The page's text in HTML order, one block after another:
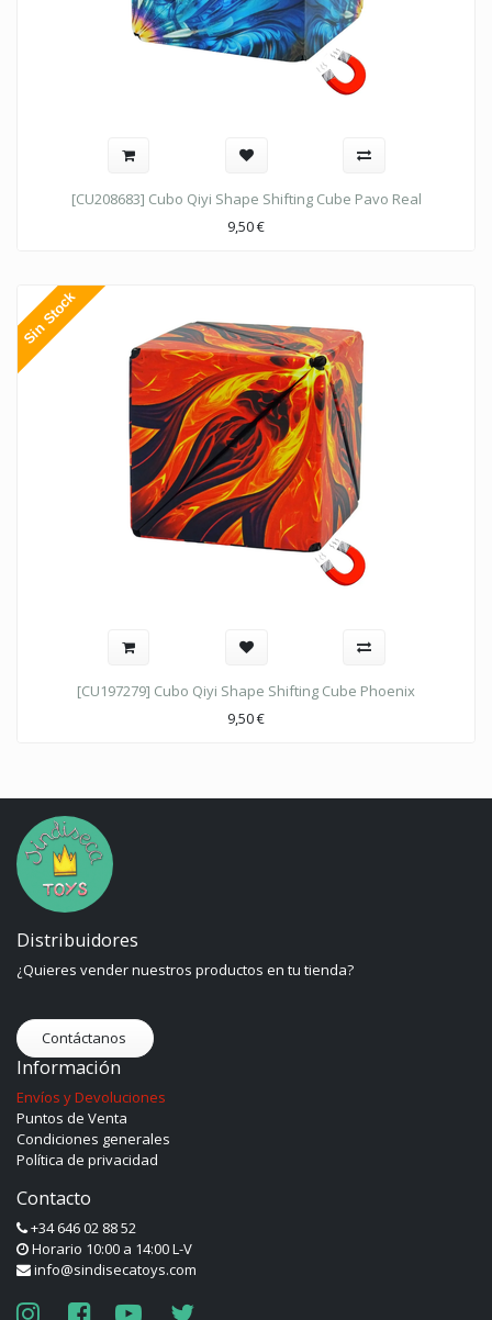
[CU208683] Cubo Qiyi Shape Shifting Cube Pavo Real
9,50€
Sin Stock
[CU197279] Cubo Qiyi Shape Shifting Cube Phoenix
9,50€
Distribuidores
¿Quieres vender nuestros productos en tu tienda?
Contáctanos
Información
Envíos y Devoluciones
Puntos de Venta
Condiciones generales
Política de privacidad
Contacto
+34 646 02 88 52
Horario 10:00 a 14:00 L-V
info@sindisecatoys.com